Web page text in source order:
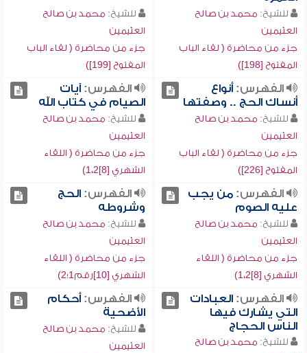
للشيخ: محمد بن صالح
العثيمين
جزء من محاضرة ( لقاء الباب
المفتوح [198])
للشيخ: محمد بن صالح
العثيمين
جزء من محاضرة ( لقاء الباب
المفتوح [199])
الفهرس:أنواع
أنساك الحج .. وصفتها
للشيخ: محمد بن صالح
العثيمين
جزء من محاضرة ( لقاء الباب
المفتوح [226])
الفهرس:آيات
الصيام في كتاب الله
للشيخ: محمد بن صالح
العثيمين
جزء من محاضرة ( اللقاء
الشهري [8]1،2)
الفهرس:من يجب
عليه الصوم
للشيخ: محمد بن صالح
العثيمين
جزء من محاضرة ( اللقاء
الشهري [8]1،2)
الفهرس:الحج
وشروطه
للشيخ: محمد بن صالح
العثيمين
جزء من محاضرة ( اللقاء
الشهري [10]رقم1؛2)
الفهرس:العبادات
التي يشارك فيها
الناس الحجاج
للشيخ: محمد بن صالح
الفهرس:أحكام
الأضحية
للشيخ: محمد بن صالح
العثيمين